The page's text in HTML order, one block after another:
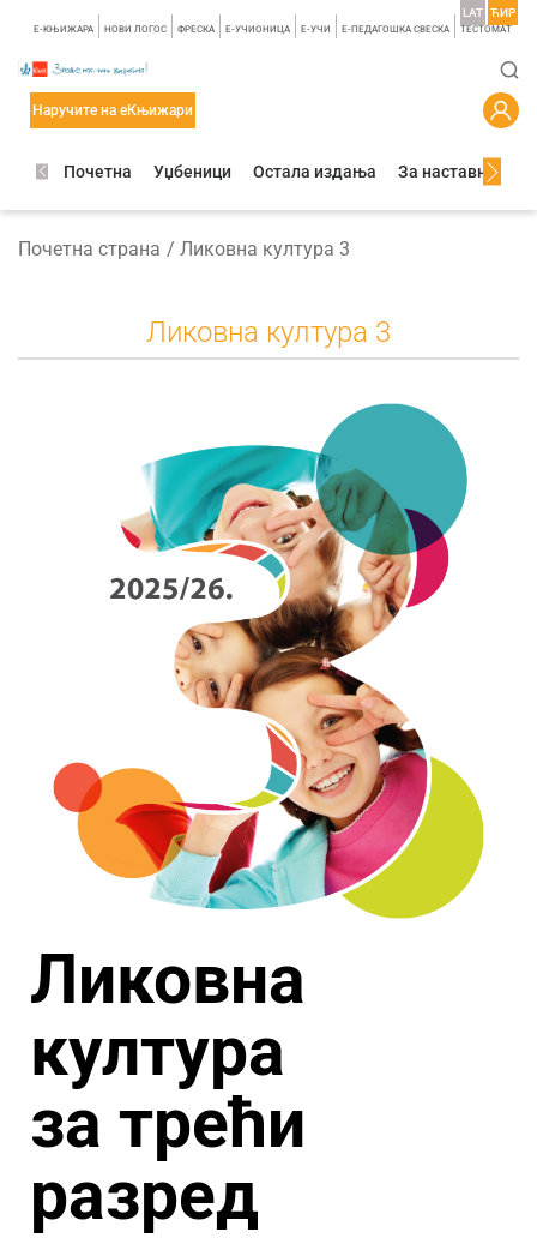
E-КЊИЖАРА НОВИ ЛОГОС ФРЕСКА E-УЧИОНИЦА E-УЧИ Е-ПЕДАГОШКА СВЕСКА TЕСТОМАТ
LAT ЋИР
Наручите на еКњижари
Почетна Уџбеници Остала издања За наставнике
Почетна страна Ликовна култура 3
Ликовна култура 3
Ликовна
култура
за трећи
разред